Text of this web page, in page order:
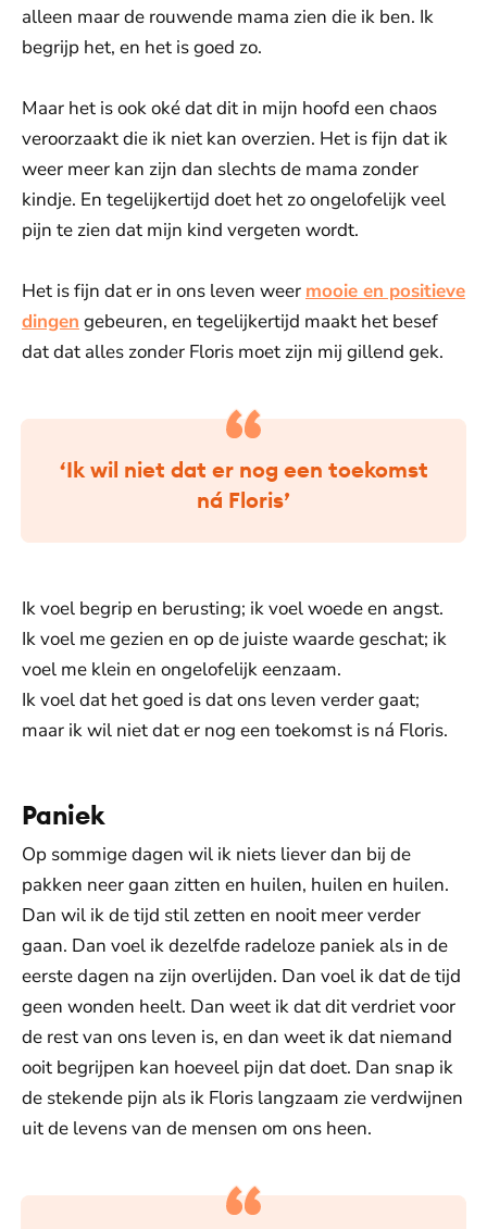
alleen maar de rouwende mama zien die ik ben. Ik
begrijp het, en het is goed zo.
Maar het is ook oké dat dit in mijn hoofd een chaos
veroorzaakt die ik niet kan overzien. Het is fijn dat ik
weer meer kan zijn dan slechts de mama zonder
kindje. En tegelijkertijd doet het zo ongelofelijk veel
pijn te zien dat mijn kind vergeten wordt.
Het is fijn dat er in ons leven weer mooie en positieve
dingen gebeuren, en tegelijkertijd maakt het besef
dat dat alles zonder Floris moet zijn mij gillend gek.
‘Ik wil niet dat er nog een toekomst
ná Floris’
Ik voel begrip en berusting; ik voel woede en angst.
Ik voel me gezien en op de juiste waarde geschat; ik
voel me klein en ongelofelijk eenzaam.
Ik voel dat het goed is dat ons leven verder gaat;
maar ik wil niet dat er nog een toekomst is ná Floris.
Paniek
Op sommige dagen wil ik niets liever dan bij de
pakken neer gaan zitten en huilen, huilen en huilen.
Dan wil ik de tijd stil zetten en nooit meer verder
gaan. Dan voel ik dezelfde radeloze paniek als in de
eerste dagen na zijn overlijden. Dan voel ik dat de tijd
geen wonden heelt. Dan weet ik dat dit verdriet voor
de rest van ons leven is, en dan weet ik dat niemand
ooit begrijpen kan hoeveel pijn dat doet. Dan snap ik
de stekende pijn als ik Floris langzaam zie verdwijnen
uit de levens van de mensen om ons heen.